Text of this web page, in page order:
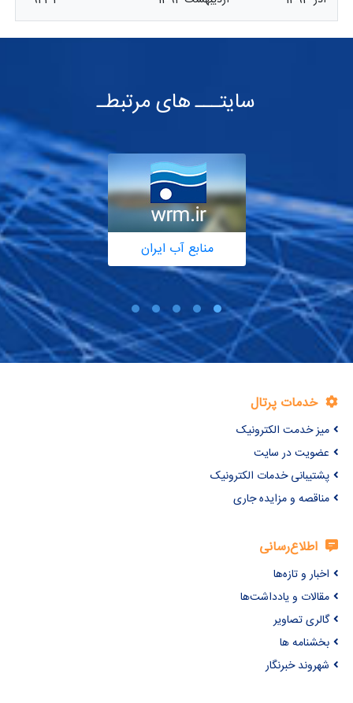
سایتـــ های مرتبطـ
منابع آب ایران
خدمات پرتال
میز خدمت الکترونیک
عضویت در سایت
پشتیبانی خدمات الکترونیک
مناقصه و مزایده جاری
اطلاع‌رسانی
اخبار و تازه‌ها
مقالات و یادداشت‌ها
گالری تصاویر
بخشنامه ها
شهروند خبرنگار